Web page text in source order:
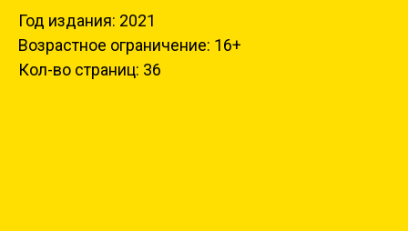
Год издания: 2021
Возрастное ограничение: 16+
Кол-во страниц: 36